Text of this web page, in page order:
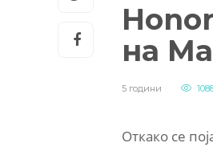
на
5 години
Откако се